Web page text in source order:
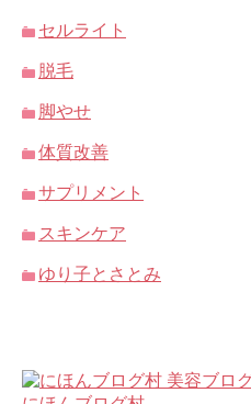
セルライト
脱毛
脚やせ
体質改善
サプリメント
スキンケア
ゆり子とさとみ